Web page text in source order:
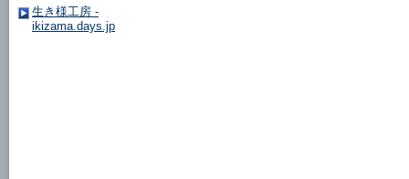
生き様工房 -
ikizama.days.jp